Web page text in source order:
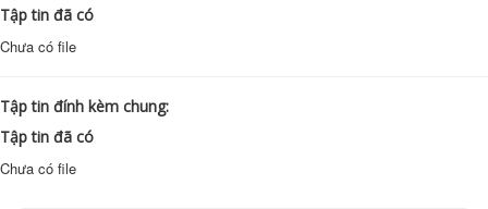
Tập tin đã có
Chưa có file
Tập tin đính kèm chung:
Tập tin đã có
Chưa có file